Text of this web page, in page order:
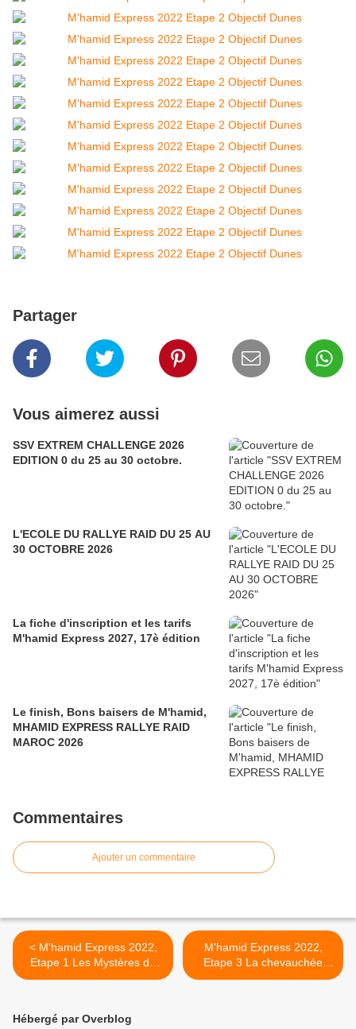
Partager
Vous aimerez aussi
SSV EXTREM CHALLENGE 2026
EDITION 0 du 25 au 30 octobre.
L'ECOLE DU RALLYE RAID DU 25 AU
30 OCTOBRE 2026
La fiche d'inscription et les tarifs
M'hamid Express 2027, 17è édition
Le finish, Bons baisers de M'hamid,
MHAMID EXPRESS RALLYE RAID
MAROC 2026
Commentaires
Ajouter un commentaire
< M'hamid Express 2022,
Etape 1 Les Mystères de
l'oued
M'hamid Express 2022,
Etape 3 La chevauchée
Désertique >
Hébergé par Overblog